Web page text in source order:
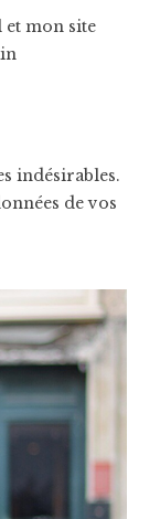
mon site
indésirables.
de vos